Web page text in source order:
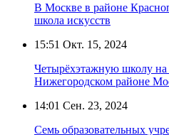
В Москве в районе
школа искусств
15:51 Окт. 15, 2024
Четырёхэтажную школу на
Нижегородском районе
14:01 Сен. 23, 2024
Семь образовательных